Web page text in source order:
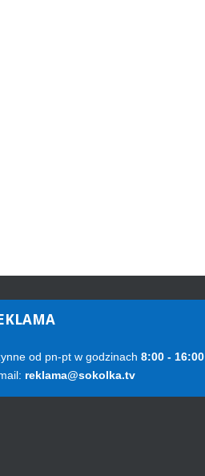
od pn-pt w godzinach 8:00 - 16:00
reklama@sokolka.tv